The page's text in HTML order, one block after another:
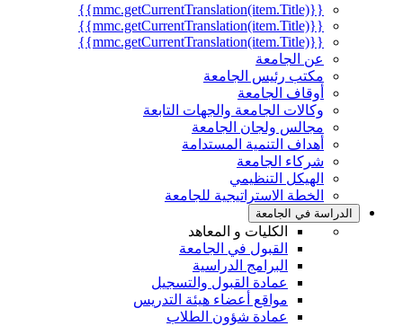
{{mmc.getCurrentTranslation(item.Title)}}
{{mmc.getCurrentTranslation(item.Title)}}
{{mmc.getCurrentTranslation(item.Title)}}
عن الجامعة
مكتب رئيس الجامعة
أوقاف الجامعة
وكالات الجامعة والجهات التابعة
مجالس ولجان الجامعة
أهداف التنمية المستدامة
شركاء الجامعة
الهيكل التنظيمي
الخطة الاستراتيجية للجامعة
الدراسة في الجامعة
الكليات و المعاهد
القبول في الجامعة
البرامج الدراسية
عمادة القبول والتسجيل
مواقع أعضاء هيئة التدريس
عمادة شؤون الطلاب